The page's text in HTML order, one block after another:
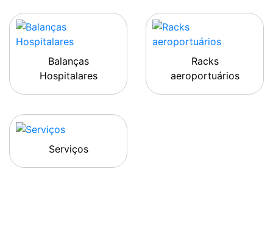
Balanças
Hospitalares
Racks
aeroportuários
Serviços